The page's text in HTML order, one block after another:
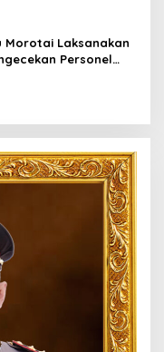
Morotai Laksanakan
Personel
Piket Fungsi